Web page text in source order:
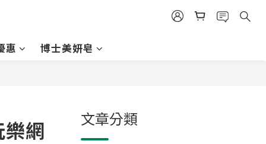
惠 博士美妍皂
網 文章分類